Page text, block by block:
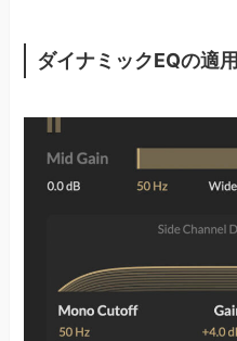
ダイナミックEQの適用